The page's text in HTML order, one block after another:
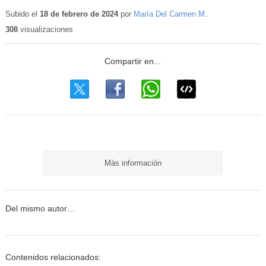
educativo
Subido el 18 de febrero de 2024por María Del Carmen M.
308visualizaciones
Más información
Del mismo autor…
Contenidos relacionados: